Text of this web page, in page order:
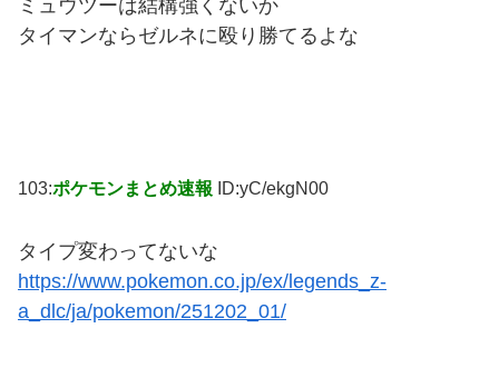
ミュウツーは結構強くないか
タイマンならゼルネに殴り勝てるよな
103:ポケモンまとめ速報 ID:yC/ekgN00
タイプ変わってないな
https://www.pokemon.co.jp/ex/legends_z-
a_dlc/ja/pokemon/251202_01/